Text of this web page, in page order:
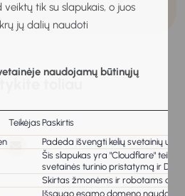
tik su slapukais, o juos
jų dalių naudoti
naudojamų būtinųjų
TeikėjasPaskirtis
Padeda išvengti kelių svetainių
Šis slapukas yra "Cloudflare"
svetainės turinio pristatymą ir
Skirtas žmonėms ir robotams
Išsaugo esamo domeno
toliau